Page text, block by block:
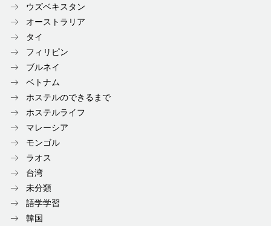
ウズベキスタン
オーストラリア
タイ
フィリピン
ブルネイ
ベトナム
ホステルのできるまで
ホステルライフ
マレーシア
モンゴル
ラオス
台湾
未分類
語学学習
韓国